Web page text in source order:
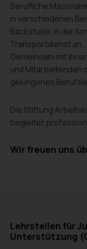
Berufliche
in verschiedenen
Backstube, in der
Transportdienst an.
Gemeinsam mit
und Mitarbeitenden
gelungenes
Die Stiftung
begleitet
Wir freuen uns
Lehrstellen für
Unterstützung